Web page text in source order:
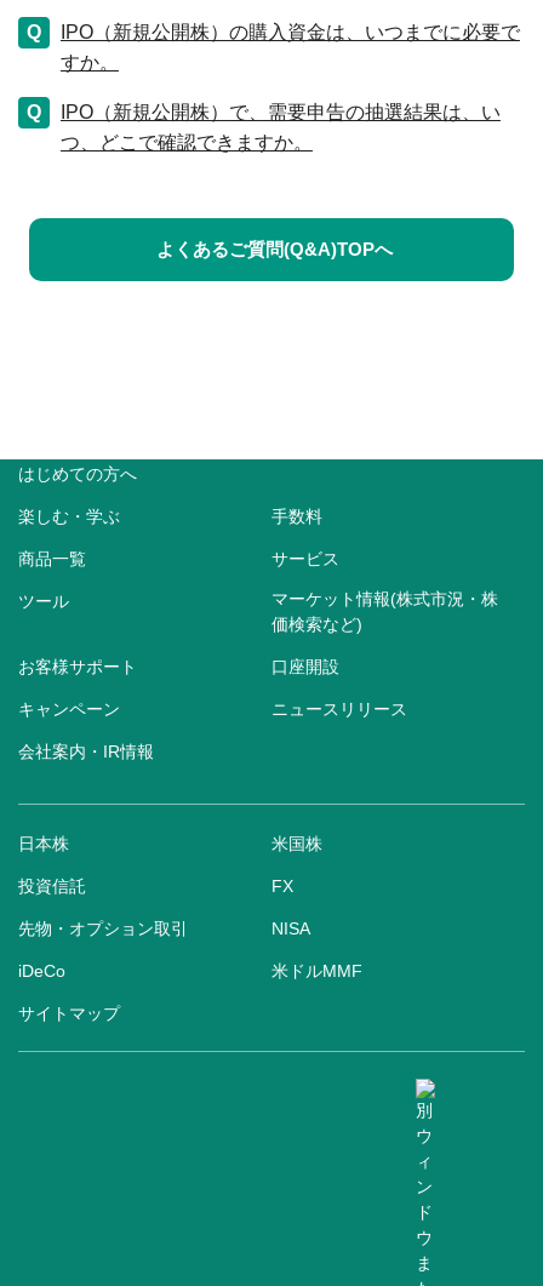
IPO（新規公開株）の購入資金は、いつまでに必要で
すか。
IPO（新規公開株）で、需要申告の抽選結果は、い
つ、どこで確認できますか。
よくあるご質問(Q&A)TOPへ
はじめての方へ
楽しむ・学ぶ 手数料
商品一覧 サービス
ツール
マーケット情報(株式市況・株
価検索など)
お客様サポート 口座開設
キャンペーン ニュースリリース
会社案内・IR情報
日本株 米国株
投資信託 FX
先物・オプション取引 NISA
iDeCo 米ドルMMF
サイトマップ